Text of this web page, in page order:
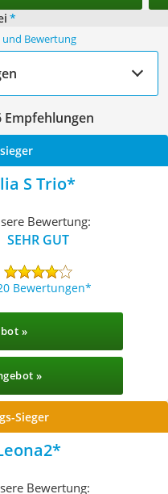
*
Bewertung
Empfehlungen
S Trio
Bewertung:
SEHR GUT
Bewertungen
»
»
Sieger
Bewertung: